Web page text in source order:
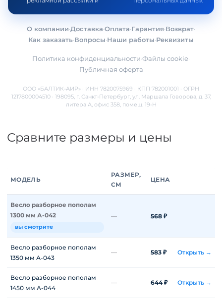
О компании·Доставка·Оплата·Гарантия·Возврат·
Как заказать·Вопросы·Наши работы·Реквизиты
Политика конфиденциальности·Файлы cookie·
Публичная оферта
ООО «БАЛТИК-АИР» · ИНН 7820075969 · КПП 782001001 · ОГРН
1217800004510 · 198095, г. Санкт-Петербург, ул. Маршала Говорова, д. 37,
литера А, офис 358, помещ. 19-Н
Сравните размеры и цены
МОДЕЛЬ
РАЗМЕР,
СМ
ЦЕНА
Весло разборное пополам
1300 мм А-042
вы смотрите
— 568 ₽
Весло разборное пополам
1350 мм А-043
— 583 ₽ Открыть →
Весло разборное пополам
1450 мм А-044
— 644 ₽ Открыть →